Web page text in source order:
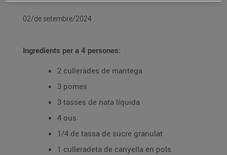
02/de setembre/2024
Ingredients per a 4 persones:
2 cullerades de mantega
3 pomes
3 tasses de nata líquida
4 ous
1/4 de tassa de sucre granulat
1 culleradeta de canyella en pols